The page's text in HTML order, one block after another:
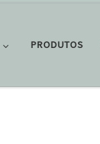
PRODUTOS